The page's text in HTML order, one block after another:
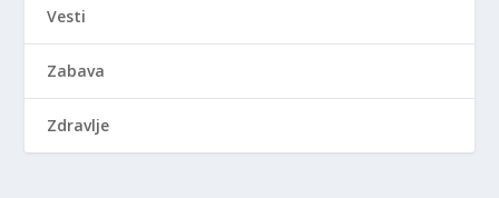
Vesti
Zabava
Zdravlje